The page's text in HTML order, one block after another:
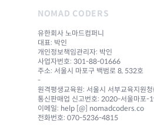
NOMAD CODERS
유한회사 노마드컴퍼니
대표: 박인
개인정보책임관리자: 박인
사업자번호: 301-88-01666
주소: 서울시 마포구 백범로 8, 532호
-
원격평생교육원: 서울시 서부교육지원
통신판매업 신고번호: 2020-서울마포-
이메일: help [@] nomadcoders.co
전화번호: 070-5236-4815